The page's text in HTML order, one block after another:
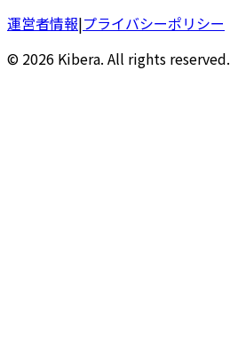
運営者情報|プライバシーポリシー
© 2026 Kibera. All rights reserved.